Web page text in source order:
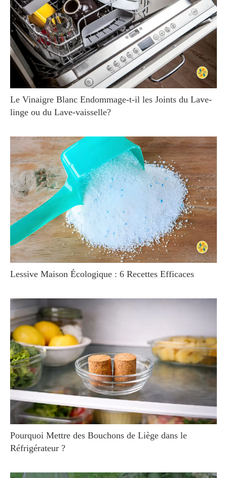
Le Vinaigre Blanc Endommage-t-il les Joints du Lave-
linge ou du Lave-vaisselle?
Lessive Maison Écologique : 6 Recettes Efficaces
Pourquoi Mettre des Bouchons de Liège dans le
Réfrigérateur ?